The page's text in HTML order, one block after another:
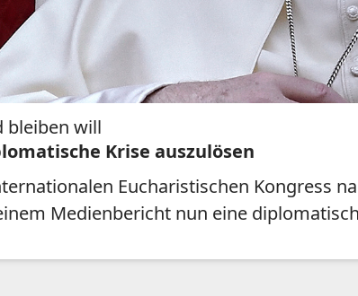
bleiben will
Krise auszulösen
Eucharistischen Kongress
Medienbericht nun eine